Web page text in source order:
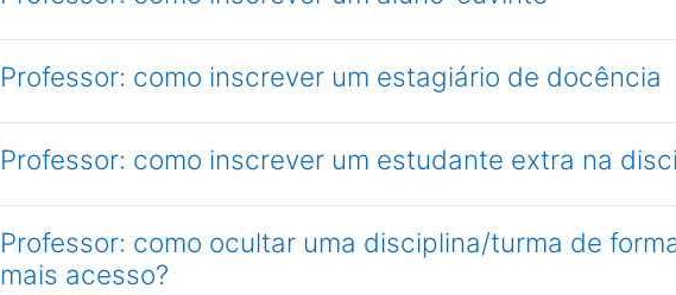
Professor: como inscrever um estagiário de docência
Professor: como inscrever um estudante extra na
Professor: como ocultar uma disciplina/turma de
mais acesso?